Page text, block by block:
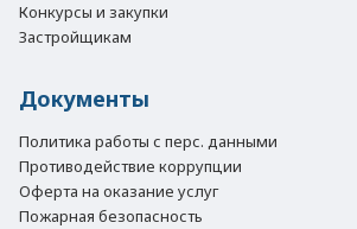
Конкурсы и закупки
Застройщикам
Документы
Политика работы с перс. данными
Противодействие коррупции
Оферта на оказание услуг
Пожарная безопасность